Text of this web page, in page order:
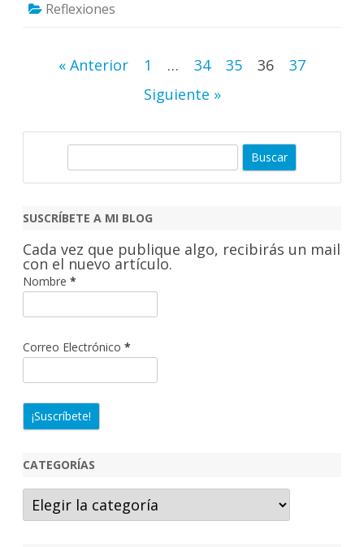
Reflexiones
Paginación
« Anterior 1 … 34 35 36
37
Siguiente »
c
r
SUSCRÍBETE A MI BLOG
Cada vez que publique algo, recibirás un mail
con el nuevo artículo.
Nombre *
Correo Electrónico *
CATEGORÍAS
Categorías